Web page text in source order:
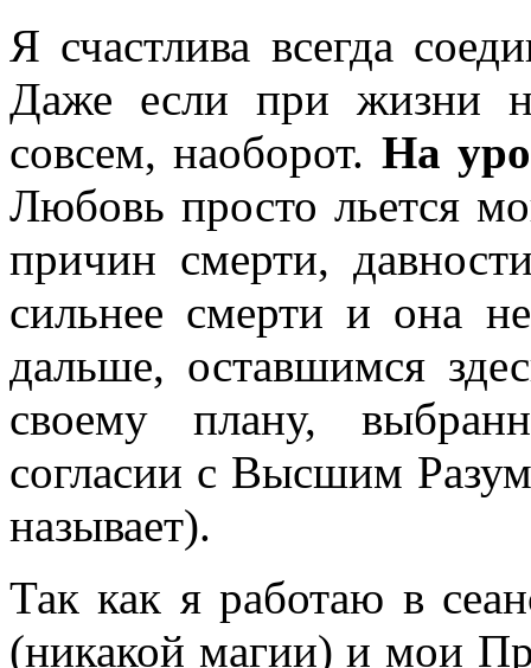
Я счастлива всегда
Даже если при жизни
совсем, наоборот. На
Любовь просто льется
причин смерти,
сильнее смерти и она
дальше, оставшимся
своему плану,
согласии с Высшим
называет).
Так как я работаю в
(никакой магии) и мои